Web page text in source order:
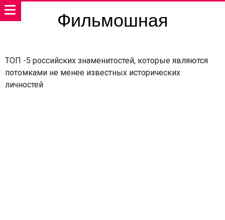
Фильмошная
ТОП -5 российских знаменитостей, которые являются
потомками не менее известных исторических
личностей